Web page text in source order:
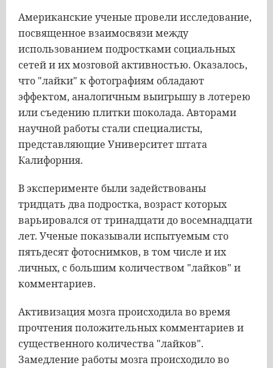
Американские ученые провели исследование,
посвященное взаимосвязи между
использованием подростками социальных
сетей и их мозговой активностью. Оказалось,
что "лайки" к фотографиям обладают
эффектом, аналогичным выигрышу в лотерею
или съедению плитки шоколада. Авторами
научной работы стали специалисты,
представляющие Университет штата
Калифорния.
В эксперименте были задействованы
тридцать два подростка, возраст которых
варьировался от тринадцати до восемнадцати
лет. Ученые показывали испытуемым сто
пятьдесят фотоснимков, в том числе и их
личных, с большим количеством "лайков" и
комментариев.
Активизация мозга происходила во время
прочтения положительных комментариев и
существенного количества "лайков".
Замедление работы мозга происходило во